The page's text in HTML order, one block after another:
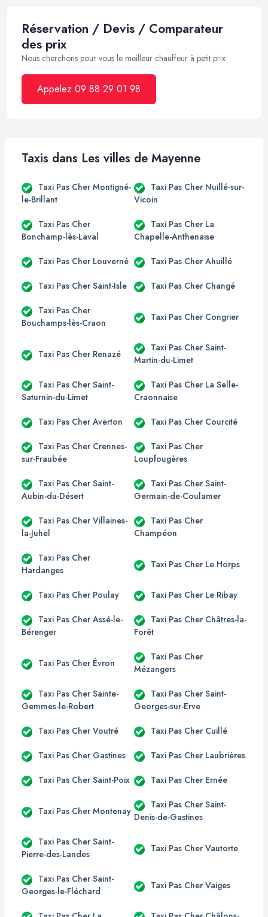
Réservation / Devis / Comparateur
des prix
Nous cherchons pour vous le meilleur chauffeur à petit prix
Appelez 09 88 29 01 98
Taxis dans Les villes de Mayenne
Taxi Pas Cher Montigné-
le-Brillant
Taxi Pas Cher Nuillé-sur-
Vicoin
Taxi Pas Cher
Bonchamp-lès-Laval
Taxi Pas Cher La
Chapelle-Anthenaise
Taxi Pas Cher Louverné Taxi Pas Cher Ahuillé
Taxi Pas Cher Saint-Isle Taxi Pas Cher Changé
Taxi Pas Cher
Bouchamps-lès-Craon
Taxi Pas Cher Congrier
Taxi Pas Cher Renazé
Taxi Pas Cher Saint-
Martin-du-Limet
Taxi Pas Cher Saint-
Saturnin-du-Limet
Taxi Pas Cher La Selle-
Craonnaise
Taxi Pas Cher Averton Taxi Pas Cher Courcité
Taxi Pas Cher Crennes-
sur-Fraubée
Taxi Pas Cher
Loupfougères
Taxi Pas Cher Saint-
Aubin-du-Désert
Taxi Pas Cher Saint-
Germain-de-Coulamer
Taxi Pas Cher Villaines-
la-Juhel
Taxi Pas Cher
Champéon
Taxi Pas Cher
Hardanges
Taxi Pas Cher Le Horps
Taxi Pas Cher Poulay Taxi Pas Cher Le Ribay
Taxi Pas Cher Assé-le-
Bérenger
Taxi Pas Cher Châtres-la-
Forêt
Taxi Pas Cher Évron
Taxi Pas Cher
Mézangers
Taxi Pas Cher Sainte-
Gemmes-le-Robert
Taxi Pas Cher Saint-
Georges-sur-Erve
Taxi Pas Cher Voutré Taxi Pas Cher Cuillé
Taxi Pas Cher Gastines Taxi Pas Cher Laubrières
Taxi Pas Cher Saint-Poix Taxi Pas Cher Ernée
Taxi Pas Cher Montenay
Taxi Pas Cher Saint-
Denis-de-Gastines
Taxi Pas Cher Saint-
Pierre-des-Landes
Taxi Pas Cher Vautorte
Taxi Pas Cher Saint-
Georges-le-Fléchard
Taxi Pas Cher Vaiges